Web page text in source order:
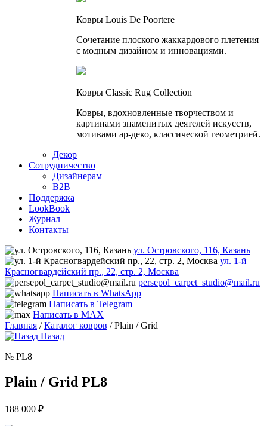
Ковры Louis De Poortere
Сочетание плоского жаккардового плетения
с модным дизайном и инновациями.
Ковры Classic Rug Collection
Ковры, вдохновленные творчеством и
картинами знаменитых деятелей искусств,
мотивами ар-деко, классической геометрией.
Декор
Сотрудничество
Дизайнерам
B2B
Поддержка
LookBook
Журнал
Контакты
ул. Островского, 116, Казань
ул. 1-й
Красногвардейский пр., 22, стр. 2, Москва
persepol_carpet_studio@mail.ru
Написать в WhatsApp
Написать в Telegram
Написать в MAX
Главная /Каталог ковров / Plain / Grid
Назад
№ PL8
Plain / Grid PL8
188 000 ₽